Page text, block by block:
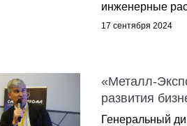
инженерные
17 сентября 2024
«Металл-
развития
Генеральный